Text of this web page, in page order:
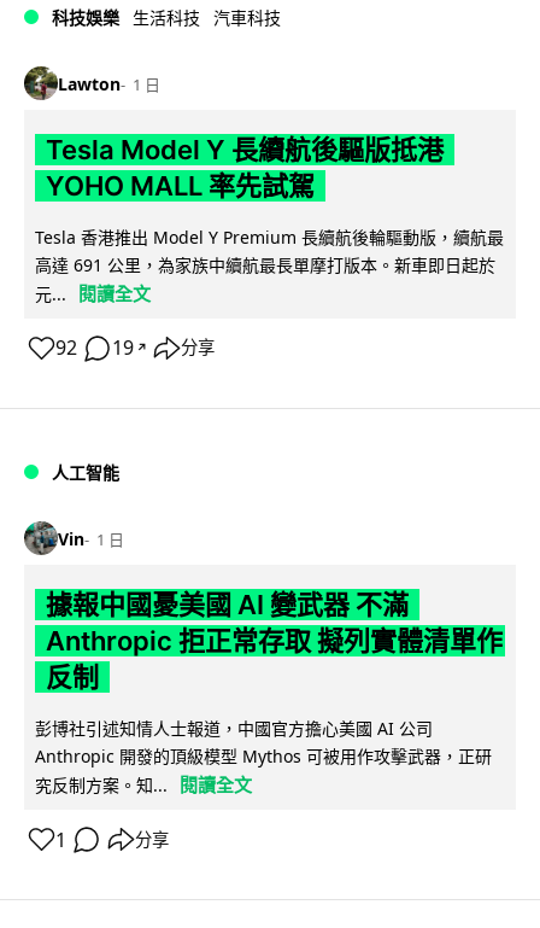
科技娛樂 生活科技 汽車科技
Lawton 1 日
Tesla Model Y 長續航後驅版抵港
YOHO MALL 率先試駕
Tesla 香港推出 Model Y Premium 長續航後輪驅動版，續航最
高達 691 公里，為家族中續航最長單摩打版本。新車即日起於
元...
閱讀全文
92 19 ↗ 分享
人工智能
Vin 1 日
據報中國憂美國 AI 變武器 不滿
Anthropic 拒正常存取 擬列實體清單作
反制
彭博社引述知情人士報道，中國官方擔心美國 AI 公司
Anthropic 開發的頂級模型 Mythos 可被用作攻擊武器，正研
究反制方案。知...
閱讀全文
1 分享